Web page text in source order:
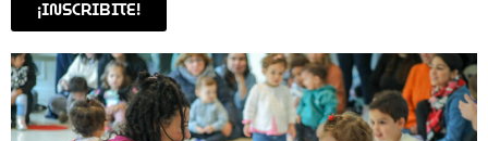
¡INSCRIBITE!